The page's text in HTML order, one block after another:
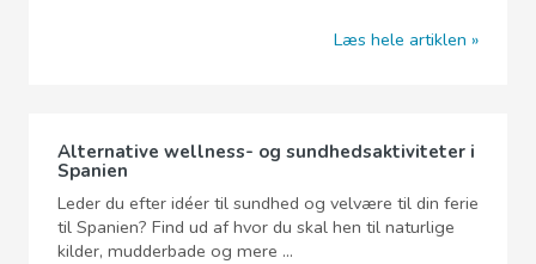
Læs hele artiklen
Alternative wellness- og sundhedsaktiviteter i
Spanien
Leder du efter idéer til sundhed og velvære til din ferie
til Spanien? Find ud af hvor du skal hen til naturlige
kilder, mudderbade og mere ...